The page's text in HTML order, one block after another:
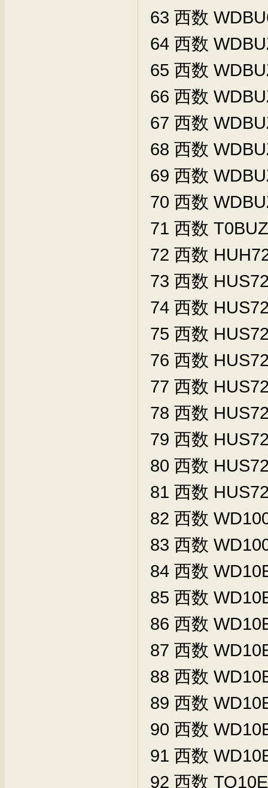
63 西数
64 西数
65 西数
66 西数
67 西数
68 西数
69 西数
70 西数
71 西数
72 西数
73 西数
74 西数
75 西数
76 西数
77 西数
78 西数
79 西数
80 西数
81 西数
82 西数
83 西数
84 西数
85 西数
86 西数
87 西数
88 西数
89 西数
90 西数
91 西数
92 西数